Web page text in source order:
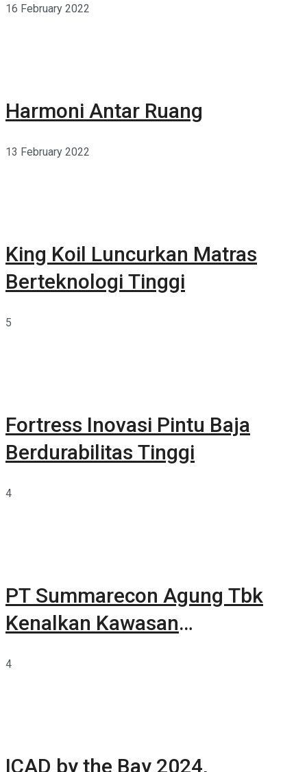
16 February 2022
Harmoni Antar Ruang
13 February 2022
King Koil Luncurkan Matras
Berteknologi Tinggi
5
Fortress Inovasi Pintu Baja
Berdurabilitas Tinggi
4
PT Summarecon Agung Tbk
Kenalkan Kawasan
4
ICAD by the Bay 2024,